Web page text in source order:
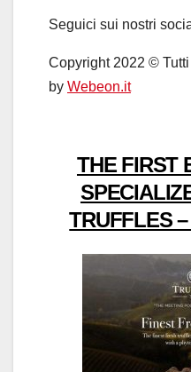
Seguici sui nostri
Copyright 2022 ©
by Webeon.it
THE FIRST
TRUFFLES